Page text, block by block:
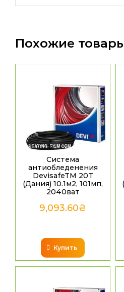
Похожие
Система
антиобледенения
DevisafeTM 20T
(Дания) 10.1м2, 101мп,
2040ват
9,093.60₴
Купить